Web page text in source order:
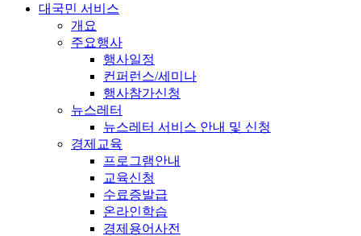
대국민 서비스
개요
주요행사
행사일정
컨퍼런스/세미나
행사참가신청
뉴스레터
뉴스레터 서비스 안내 및 신청
경제교육
프로그램안내
교육신청
수료증발급
온라인학습
경제용어사전